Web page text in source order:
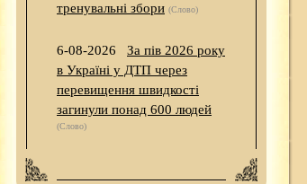
тренувальні збори (Слово)
6-08-2026
За пів 2026 року
в Україні у ДТП через
перевищення швидкості
загинули понад 600 людей
(Слово)